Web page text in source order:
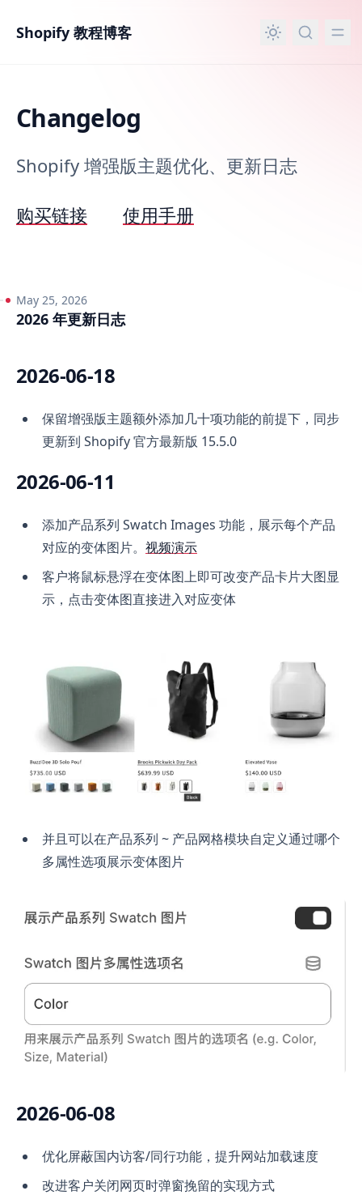
Shopify 教程博客
Changelog
Shopify 增强版主题优化、更新日志
购买链接 使用手册
May 25, 2026
2026 年更新日志
2026-06-18
保留增强版主题额外添加几十项功能的前提下，同步
更新到 Shopify 官方最新版 15.5.0
2026-06-11
添加产品系列 Swatch Images 功能，展示每个产品
对应的变体图片。 视频演示
客户将鼠标悬浮在变体图上即可改变产品卡片大图显
示，点击变体图直接进入对应变体
并且可以在产品系列 ~ 产品网格模块自定义通过哪个
多属性选项展示变体图片
2026-06-08
优化屏蔽国内访客/同行功能，提升网站加载速度
改进客户关闭网页时弹窗挽留的实现方式